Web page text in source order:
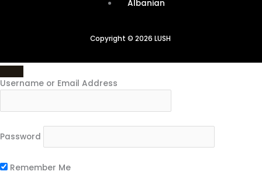
Albanian
Copyright © 2026 LUSH
Username or Email Address
Password
Remember Me